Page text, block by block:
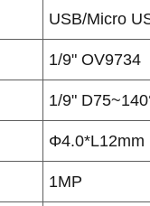
USB/Micro
1/9" OV9734
1/9"
Φ4.0*L12mm
1MP